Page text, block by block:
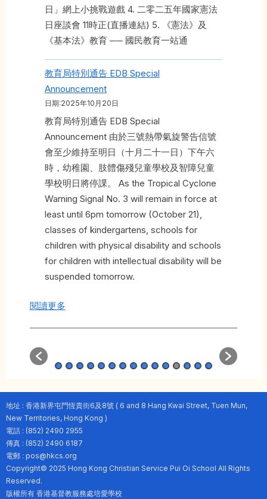
日」網上小挑戰遊戲 4. 二零二五年國家憲法
日座談會 11時正(直播連結) 5. 《憲法》及
《基本法》教育 ── 國民教育一站通
教育局特別通告 EDB Special
Announcement
日期:2025年10月20日
教育局特別通告 EDB Special
Announcement 由於三號熱帶氣旋警告信號
會至少維持至明日（十月二十一日）下午六
時，幼稚園、肢體傷殘兒童學校及智障兒童
學校明日將停課。 As the Tropical Cyclone
Warning Signal No. 3 will remain in force at
least until 6pm tomorrow (October 21),
classes of kindergartens, schools for
children with physical disability and schools
for children with intellectual disability will be
suspended tomorrow.
閱讀更多
地址 : 香港新界屯門恆貴街6及8號 ( 6 and 8 Hang Kwai Street, Tuen Mun,
New Territories, Hong Kong )
電話 : (852) 2490 2955
傳真 : (852) 2490 6187
電郵 : pos@hkcs.org
Copyright© 2025 Hong Kong Christian Service Pui Oi School All Rights
Reserved.
版權所有 香港基督教服務處培愛學校